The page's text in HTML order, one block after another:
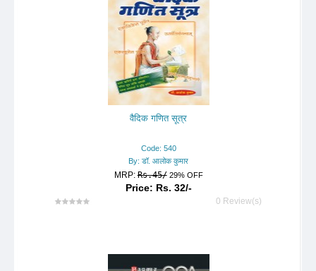
वैदिक गणित सूत्र
Code: 540
By: डॉ. आलोक कुमार
MRP:Rs.45/ 29% OFF
Price: Rs. 32/-
0 Review(s)